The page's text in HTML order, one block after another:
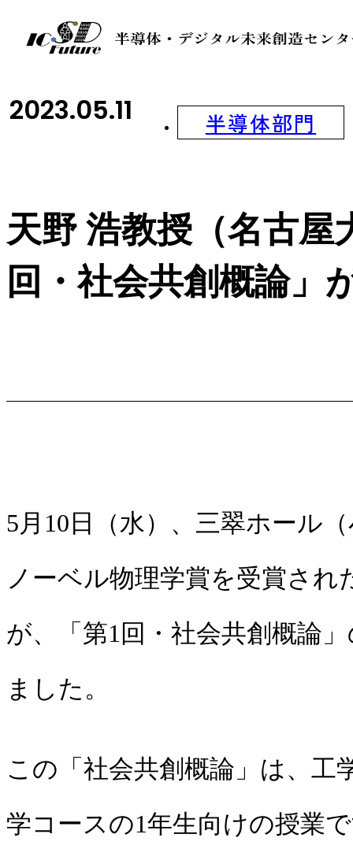
天野 浩教授（名古屋
回・社会共創概論」
2023.05.11 半導体部門
5月10日（水）、三翠ホール
ノーベル物理学賞を受賞され
が、「第1回・社会共創概論
ました。
この「社会共創概論」は、工
学コースの1年生向けの授業